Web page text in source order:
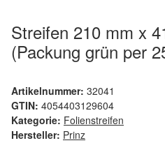
Streifen 210 mm x
(Packung grün per
Artikelnummer: 32041
GTIN: 4054403129604
Kategorie: Folienstreifen
Hersteller: Prinz